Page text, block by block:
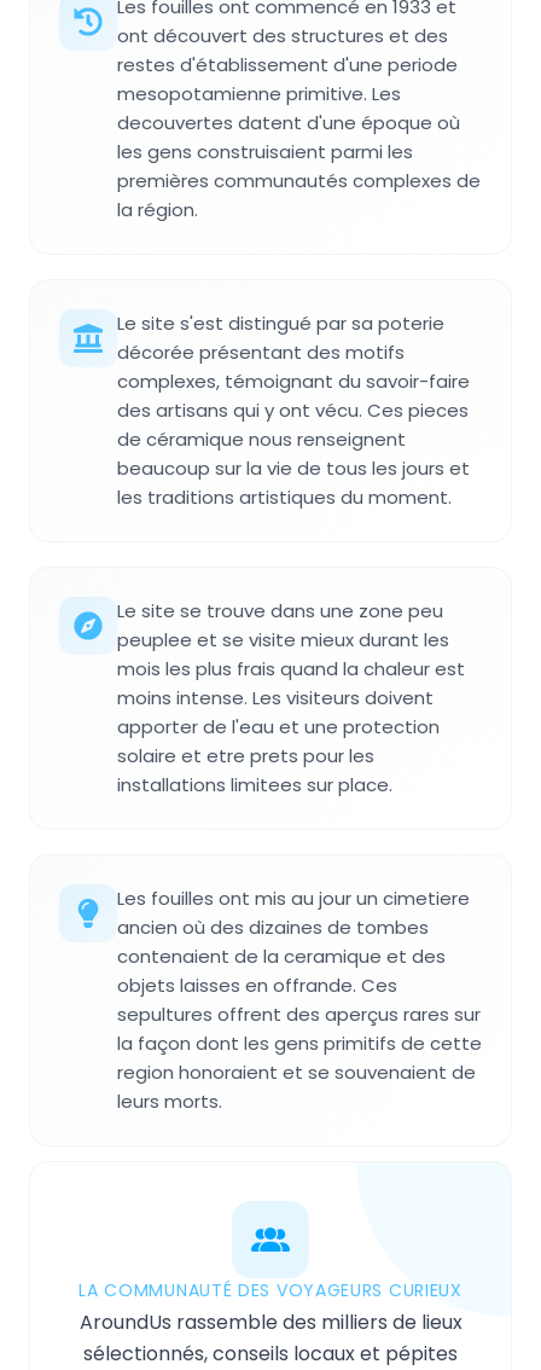
Les fouilles ont commencé en 1933 et
ont découvert des structures et des
restes d'établissement d'une periode
mesopotamienne primitive. Les
decouvertes datent d'une époque où
les gens construisaient parmi les
premières communautés complexes de
la région.
Le site s'est distingué par sa poterie
décorée présentant des motifs
complexes, témoignant du savoir-faire
des artisans qui y ont vécu. Ces pieces
de céramique nous renseignent
beaucoup sur la vie de tous les jours et
les traditions artistiques du moment.
Le site se trouve dans une zone peu
peuplee et se visite mieux durant les
mois les plus frais quand la chaleur est
moins intense. Les visiteurs doivent
apporter de l'eau et une protection
solaire et etre prets pour les
installations limitees sur place.
Les fouilles ont mis au jour un cimetiere
ancien où des dizaines de tombes
contenaient de la ceramique et des
objets laisses en offrande. Ces
sepultures offrent des aperçus rares sur
la façon dont les gens primitifs de cette
region honoraient et se souvenaient de
leurs morts.
LA COMMUNAUTÉ DES VOYAGEURS CURIEUX
AroundUs rassemble des milliers de lieux
sélectionnés, conseils locaux et pépites